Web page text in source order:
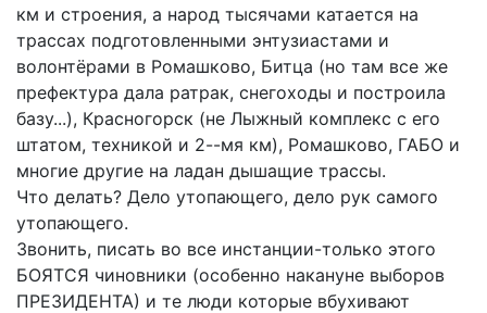
км и строения, а народ тысячами катается на
трассах подготовленными энтузиастами и
волонтёрами в Ромашково, Битца (но там все же
префектура дала ратрак, снегоходы и построила
базу...), Красногорск (не Лыжный комплекс с его
штатом, техникой и 2--мя км), Ромашково, ГАБО и
многие другие на ладан дышащие трассы.
Что делать? Дело утопающего, дело рук самого
утопающего.
Звонить, писать во все инстанции-только этого
БОЯТСЯ чиновники (особенно накануне выборов
ПРЕЗИДЕНТА) и те люди которые вбухивают